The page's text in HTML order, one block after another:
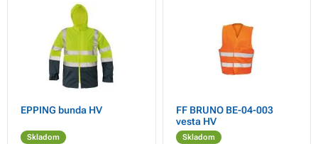
EPPING bunda HV
Skladom
FF BRUNO BE-04-003
vesta HV
Skladom